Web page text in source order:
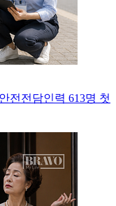
전전담인력 613명 첫